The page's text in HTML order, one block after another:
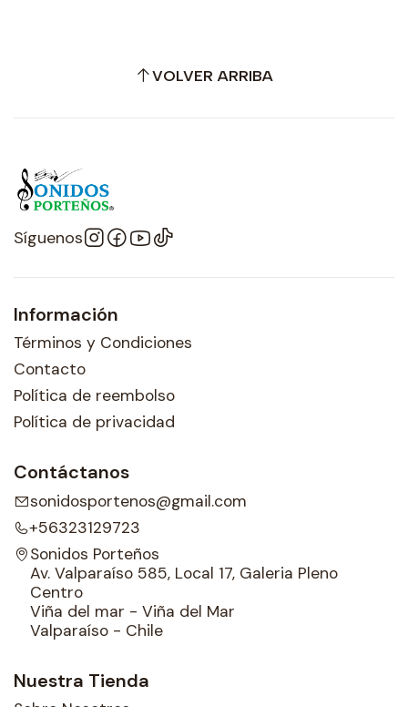
VOLVER ARRIBA
Síguenos
Información
Términos y Condiciones
Contacto
Política de reembolso
Política de privacidad
Contáctanos
sonidosportenos@gmail.com
+56323129723
Sonidos Porteños
Av. Valparaíso 585, Local 17, Galeria Pleno
Centro
Viña del mar - Viña del Mar
Valparaíso - Chile
Nuestra Tienda